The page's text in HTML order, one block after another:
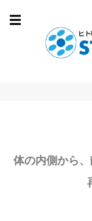
☰
体の内側から